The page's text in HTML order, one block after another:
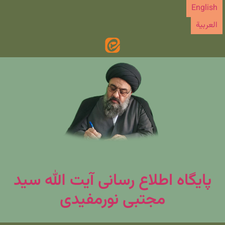
پرش
محتوا
English
العربیة
پایگاه اطلاع رسانی آیت الله سید
مجتبی نورمفیدی